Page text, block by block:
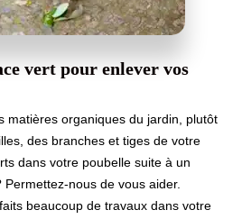
vert pour enlever vos
matières organiques du jardin, plutôt
des branches et tiges de votre
dans votre poubelle suite à un
nous de vous aider.
beaucoup de travaux dans votre